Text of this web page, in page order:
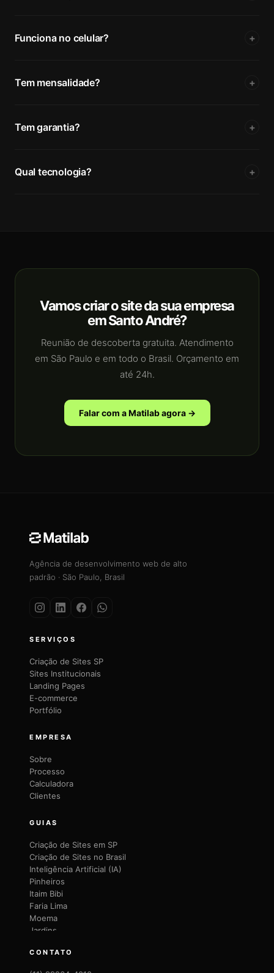
Funciona no celular? +
Tem mensalidade? +
Tem garantia? +
Qual tecnologia? +
Vamos criar o site da sua empresa
em Santo André?
Reunião de descoberta gratuita. Atendimento
em São Paulo e em todo o Brasil. Orçamento em
até 24h.
Falar com a Matilab agora →
Agência de desenvolvimento web de alto
padrão · São Paulo, Brasil
SERVIÇOS
Criação de Sites SP
Sites Institucionais
Landing Pages
E-commerce
Portfólio
EMPRESA
Sobre
Processo
Calculadora
Clientes
GUIAS
Criação de Sites em SP
Criação de Sites no Brasil
Inteligência Artificial (IA)
Pinheiros
Itaim Bibi
Faria Lima
Moema
Jardins
Vila Mariana
CONTATO